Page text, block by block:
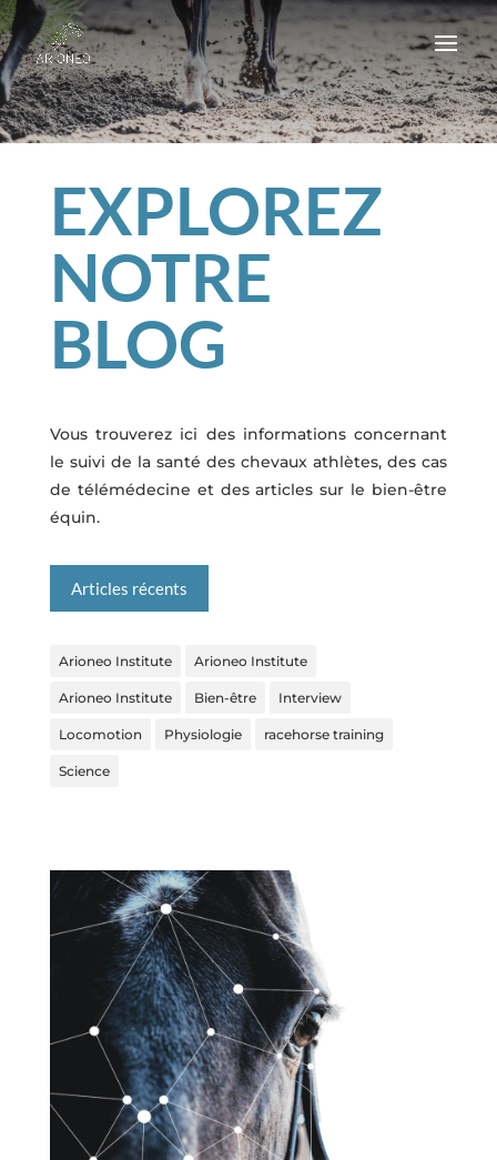
EXPLOREZ
NOTRE
BLOG
Vous trouverez ici des informations concernant
le suivi de la santé des chevaux athlètes, des cas
de télémédecine et des articles sur le bien-être
équin.
Articles récents
Arioneo Institute Arioneo Institute
Arioneo Institute Bien-être Interview
Locomotion Physiologie racehorse training
Science